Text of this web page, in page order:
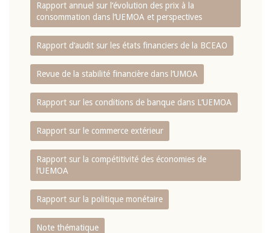
Rapport annuel sur l‘évolution des prix à la
consommation dans l‘UEMOA et perspectives
Rapport d‘audit sur les états financiers de la BCEAO
Revue de la stabilité financière dans l‘UMOA
Rapport sur les conditions de banque dans L‘UEMOA
Rapport sur le commerce extérieur
Rapport sur la compétitivité des économies de
l‘UEMOA
Rapport sur la politique monétaire
Note thématique